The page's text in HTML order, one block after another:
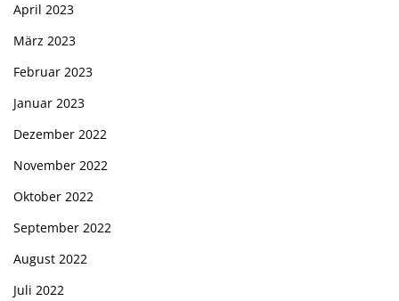
April 2023
März 2023
Februar 2023
Januar 2023
Dezember 2022
November 2022
Oktober 2022
September 2022
August 2022
Juli 2022